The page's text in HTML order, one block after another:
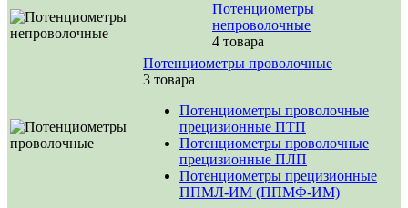
Потенциометры
непроволочные
4 товара
Потенциометры проволочные
3 товара
Потенциометры проволочные
прецизионные ПТП
Потенциометры проволочные
прецизионные ПЛП
Потенциометры прецизионные
ППМЛ-ИМ (ППМФ-ИМ)